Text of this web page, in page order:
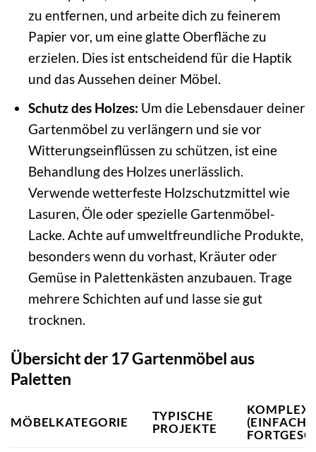
zu entfernen, und arbeite dich zu feinerem
Papier vor, um eine glatte Oberfläche zu
erzielen. Dies ist entscheidend für die Haptik
und das Aussehen deiner Möbel.
Schutz des Holzes: Um die Lebensdauer deiner
Gartenmöbel zu verlängern und sie vor
Witterungseinflüssen zu schützen, ist eine
Behandlung des Holzes unerlässlich.
Verwende wetterfeste Holzschutzmittel wie
Lasuren, Öle oder spezielle Gartenmöbel-
Lacke. Achte auf umweltfreundliche Produkte,
besonders wenn du vorhast, Kräuter oder
Gemüse in Palettenkästen anzubauen. Trage
mehrere Schichten auf und lasse sie gut
trocknen.
Übersicht der 17 Gartenmöbel aus
Paletten
MÖBELKATEGORIE
TYPISCHE
PROJEKTE
(EINFACH